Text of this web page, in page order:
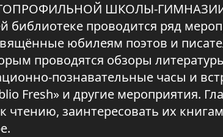
ШКОЛЫ-
проводится ряд
юбилеям поэтов и
проводятся обзоры
познавательные часы и
Fresh» и другие мероприятия.
чтению, заинтересовать их